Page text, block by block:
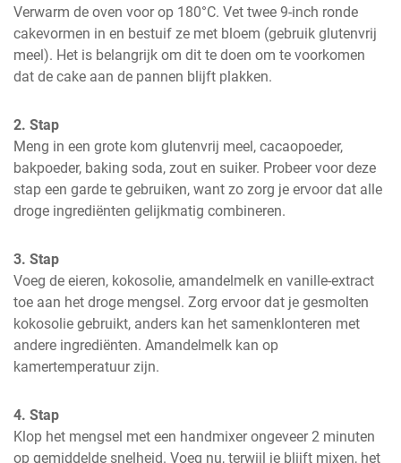
Verwarm de oven voor op 180°C. Vet twee 9-inch ronde
cakevormen in en bestuif ze met bloem (gebruik glutenvrij
meel). Het is belangrijk om dit te doen om te voorkomen
dat de cake aan de pannen blijft plakken.
2. Stap
Meng in een grote kom glutenvrij meel, cacaopoeder,
bakpoeder, baking soda, zout en suiker. Probeer voor deze
stap een garde te gebruiken, want zo zorg je ervoor dat alle
droge ingrediënten gelijkmatig combineren.
3. Stap
Voeg de eieren, kokosolie, amandelmelk en vanille-extract
toe aan het droge mengsel. Zorg ervoor dat je gesmolten
kokosolie gebruikt, anders kan het samenklonteren met
andere ingrediënten. Amandelmelk kan op
kamertemperatuur zijn.
4. Stap
Klop het mengsel met een handmixer ongeveer 2 minuten
op gemiddelde snelheid. Voeg nu, terwijl je blijft mixen, het